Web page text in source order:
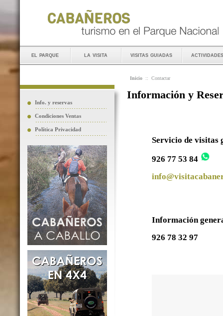
el parque la visita visitas guiadas actividades
Info. y reservas
Condiciones Ventas
Política Privacidad
Inicio :: Contactar
Información y
Servicio de visitas
926 77 53 84
Información
926 78 32 97